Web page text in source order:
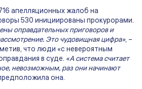
апелляционных жалоб на
530 инициированы прокурорами.
оправдательных приговоров и
Это чудовищная цифра», –
что люди «с невероятным
в суде. «А система считает
невозможным, раз они начинают
она.